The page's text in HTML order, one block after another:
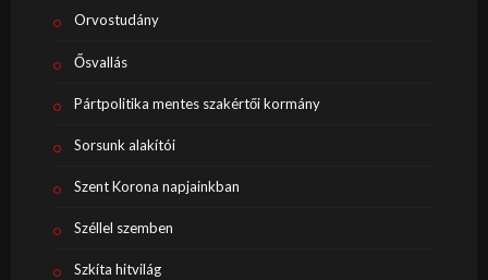
Orvostudány
Ősvallás
Pártpolitika mentes szakértői kormány
Sorsunk alakítói
Szent Korona napjainkban
Széllel szemben
Szkíta hitvilág